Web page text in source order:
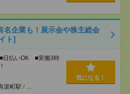
名企業も！展示会や株主総会
ト]
日払いOK ■実働3時
楽町駅 / …
気になる！